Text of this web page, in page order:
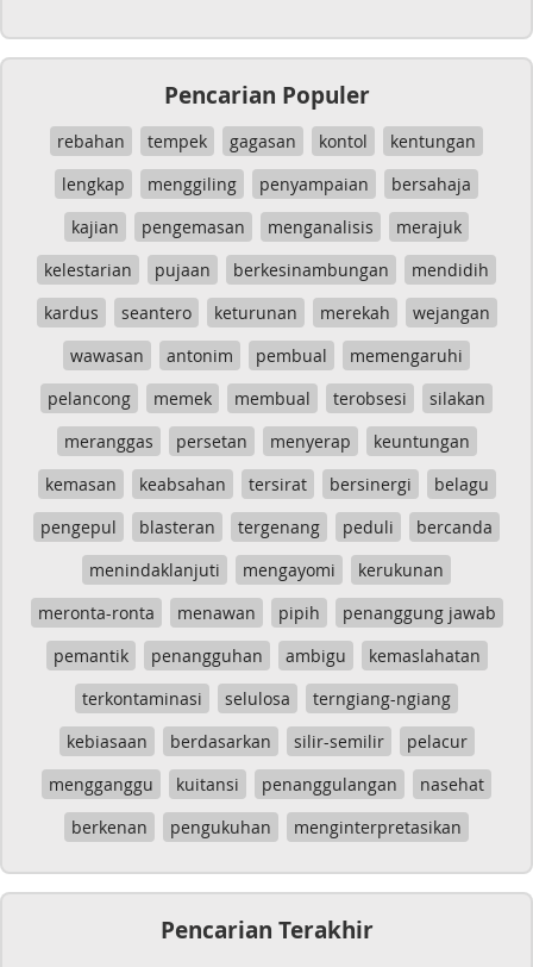
Pencarian Populer
rebahan tempek gagasan kontol
kentungan
lengkap
menggiling penyampaian
bersahaja
kajian
pengemasan menganalisis
merajuk
kelestarian
pujaan berkesinambungan
mendidih
kardus
seantero keturunan merekah
wejangan
wawasan
antonim pembual
memengaruhi
pelancong
memek membual terobsesi
silakan
meranggas
persetan menyerap
keuntungan
kemasan
keabsahan tersirat bersinergi
belagu
pengepul
blasteran tergenang peduli
bercanda
menindaklanjuti
mengayomi
kerukunan
meronta-ronta
menawan pipih
penanggung jawab
pemantik
penangguhan ambigu
kemaslahatan
terkontaminasi
selulosa
terngiang-ngiang
kebiasaan
berdasarkan silir-semilir
pelacur
mengganggu
kuitansi penanggulangan
nasehat
berkenan
pengukuhan menginterpretasikan
Pencarian Terakhir